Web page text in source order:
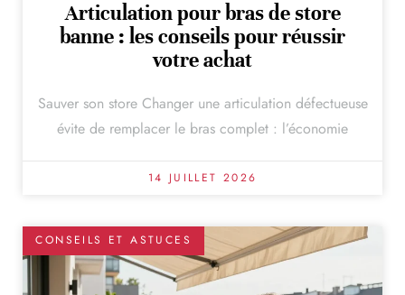
Articulation pour bras de store
banne : les conseils pour réussir
votre achat
Sauver son store Changer une articulation défectueuse
évite de remplacer le bras complet : l’économie
14 JUILLET 2026
CONSEILS ET ASTUCES